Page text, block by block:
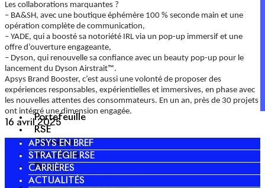
Portefeuille
RSE
Carrières
Actualités
Presse
Les collaborations marquantes ?
– BA&SH, avec une boutique éphémère 100 % seconde main et une
opération complète de communication,
– YADE, qui a boosté sa notoriété IRL via un pop-up immersif et une
offre d’ouverture engageante,
– Dyson, qui renouvelle sa confiance avec un beauty pop-up pour le
lancement du Dyson Airstrait™.
Apsys Brand Booster, c’est aussi une volonté de proposer des
expériences responsables, expérientielles et immersives, en phase avec
les nouvelles attentes des consommateurs. En un an, près de 30 projets
ont intégré une dimension engagée.
16 avril 2025
APSYS EN BREF
STRATÉGIE RSE
CARRIÈRES
ACTUALITÉS